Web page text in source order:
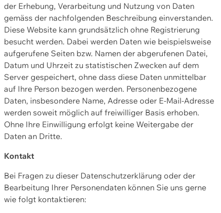
der Erhebung, Verarbeitung und Nutzung von Daten
gemäss der nachfolgenden Beschreibung einverstanden.
Diese Website kann grundsätzlich ohne Registrierung
besucht werden. Dabei werden Daten wie beispielsweise
aufgerufene Seiten bzw. Namen der abgerufenen Datei,
Datum und Uhrzeit zu statistischen Zwecken auf dem
Server gespeichert, ohne dass diese Daten unmittelbar
auf Ihre Person bezogen werden. Personenbezogene
Daten, insbesondere Name, Adresse oder E-Mail-Adresse
werden soweit möglich auf freiwilliger Basis erhoben.
Ohne Ihre Einwilligung erfolgt keine Weitergabe der
Daten an Dritte.
Kontakt
Bei Fragen zu dieser Datenschutzerklärung oder der
Bearbeitung Ihrer Personendaten können Sie uns gerne
wie folgt kontaktieren: